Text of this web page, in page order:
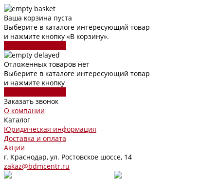
Ваша корзина пуста
Выберите в каталоге интересующий товар
и нажмите кнопку «В корзину».
Отложенных товаров нет
Выберите в каталоге интересующий товар
и нажмите кнопку
Заказать звонок
О компании
Каталог
Юридическая информация
Доставка и оплата
Акции
г. Краснодар, ул. Ростовское шоссе, 14
zakaz@bdmcentr.ru